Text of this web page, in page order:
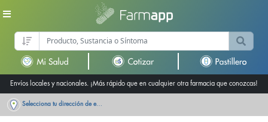
Envíos locales y nacionales. ¡Más rápido que en cualquier otra farmacia que conozcas!
Selecciona tu dirección de entrega